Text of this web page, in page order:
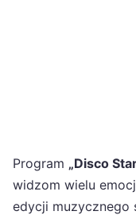
Program „Disco
widzom wielu
edycji muzycznego